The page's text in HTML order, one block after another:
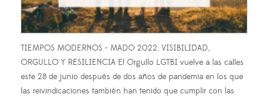
TIEMPOS MODERNOS - MADO 2022: VISIBILIDAD,
ORGULLO Y RESILIENCIA El Orgullo LGTBI vuelve a las calles
este 28 de junio después de dos años de pandemia en los que
las reivindicaciones también han tenido que cumplir con las